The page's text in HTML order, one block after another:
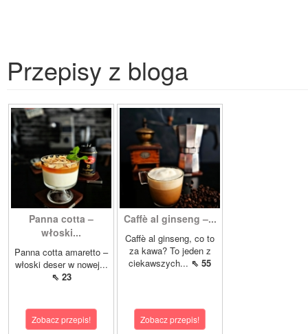
Przepisy z bloga
Panna cotta –
włoski...
Panna cotta amaretto –
włoski deser w nowej...
⇖ 23
Zobacz przepis!
Caffè al ginseng –...
Caffè al ginseng, co to
za kawa? To jeden z
ciekawszych... ⇖ 55
Zobacz przepis!